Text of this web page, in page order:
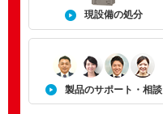
現設備の処分
製品のサポート・相談